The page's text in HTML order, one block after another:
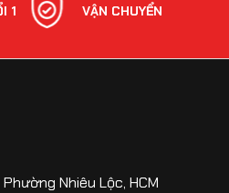
hộ CSGT tỷ lệ 1:24
1 VẬN CHUYỂN
Nhiêu Lộc, HCM